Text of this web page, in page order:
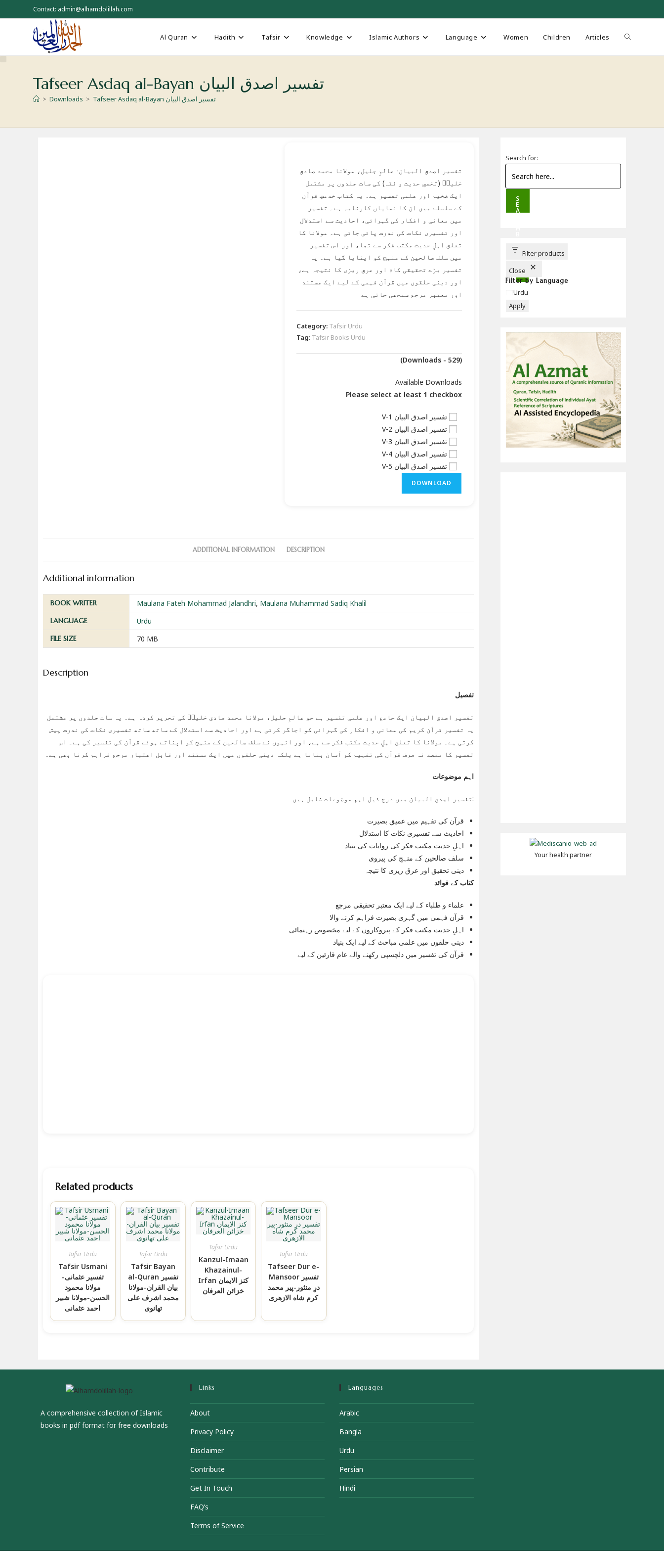
to
Contact: admin@alhamdolillah.com
Al Quran Hadith Tafsir Knowledge Islamic Authors Language Women Children Articles Toggle
Tafseer Asdaq al-Bayan تفسیر اصدق البیان
> Downloads > Tafseer Asdaq al-Bayan تفسیر اصدق البیان
خلیلؒ (تخصصِ حدیث و فقہ) کی سات جلدوں پر مشتمل
ایک ضخیم اور علمی تفسیر ہے۔ یہ کتاب خدمتِ قرآن
کے سلسلے میں ان کا نمایاں کارنامہ ہے۔ تفسیر
میں معانی و افکار کی گہرائی، احادیث سے استدلال
اور تفسیری نکات کی ندرت پائی جاتی ہے۔ مولانا کا
تعلق اہلِ حدیث مکتب فکر سے تھا، اور اس تفسیر
میں سلف صالحین کے منہج کو اپنایا گیا ہے۔ یہ
تفسیر بڑے تحقیقی کام اور عرق ریزی کا نتیجہ ہے،
اور دینی حلقوں میں قرآن فہمی کے لیے ایک مستند
اور معتبر مرجع سمجھی جاتی ہے
Category: Tafsir Urdu
Tag: Tafsir Books Urdu
(Downloads - 529)
Available Downloads
Please select at least 1 checkbox
تفسیر اصدق البیان V-1
تفسیر اصدق البیان V-2
تفسیر اصدق البیان V-3
تفسیر اصدق البیان V-4
تفسیر اصدق البیان V-5
DOWNLOAD
ADDITIONAL INFORMATION DESCRIPTION
Additional information
BOOK WRITER Maulana Fateh Mohammad Jalandhri, Maulana Muhammad Sadiq Khalil
LANGUAGE Urdu
FILE SIZE 70 MB
Description
تفصیل
تفسیر اصدق البیان ایک جامع اور علمی تفسیر ہے جو عالمِ جلیل، مولانا محمد صادق خلیلؒ کی تحریر کردہ ہے۔ یہ سات جلدوں پر مشتمل
یہ تفسیر قرآن کریم کی معانی و افکار کی گہرائی کو اجاگر کرتی ہے اور احادیث سے استدلال کے ساتھ ساتھ تفسیری نکات کی ندرت پیش
کرتی ہے۔ مولانا کا تعلق اہلِ حدیث مکتب فکر سے ہے، اور انہوں نے سلف صالحین کے منہج کو اپناتے ہوئے قرآن کی تفسیر کی ہے۔ اس
تفسیر کا مقصد نہ صرف قرآن کی تفہیم کو آسان بنانا ہے بلکہ دینی حلقوں میں ایک مستند اور قابل اعتبار مرجع فراہم کرنا بھی ہے۔
اہم موضوعات
تفسیر اصدق البیان میں درج ذیل اہم موضوعات شامل ہیں:
قرآن کی تفہیم میں عمیق بصیرت
احادیث سے تفسیری نکات کا استدلال
اہلِ حدیث مکتب فکر کی روایات کی بنیاد
سلف صالحین کے منہج کی پیروی
دینی تحقیق اور عرق ریزی کا نتیجہ
کتاب کے فوائد
علماء و طلباء کے لیے ایک معتبر تحقیقی مرجع
قرآن فہمی میں گہری بصیرت فراہم کرنے والا
اہلِ حدیث مکتب فکر کے پیروکاروں کے لیے مخصوص رہنمائی
دینی حلقوں میں علمی مباحث کے لیے ایک بنیاد
قرآن کی تفسیر میں دلچسپی رکھنے والے عام قارئین کے لیے
Related products
Tafsir Urdu
Tafsir Usmani
تفسیر عثمانی-
مولانا محمود
الحسن-مولانا شبیر
احمد عثمانی
Tafsir Urdu
Tafsir Bayan
al-Quran تفسیر
بیان القران-مولانا
محمد اشرف علی
تھانوی
Tafsir Urdu
Kanzul-Imaan
Khazainul-
Irfan کنز الایمان
خزائن العرفان
Tafsir Urdu
Tafseer Dur e-
Mansoor تفسیر
درِ منثور-پیر محمد
کرم شاه الازهری
Search for:
S
E
A
T
T
Filter products
Close
Filter by Language
Language
Urdu
Apply
Your health partner
A comprehensive collection of Islamic
books in pdf format for free downloads
Links
About
Privacy Policy
Disclaimer
Contribute
Get In Touch
FAQ’s
Terms of Service
Languages
Arabic
Bangla
Urdu
Persian
Hindi